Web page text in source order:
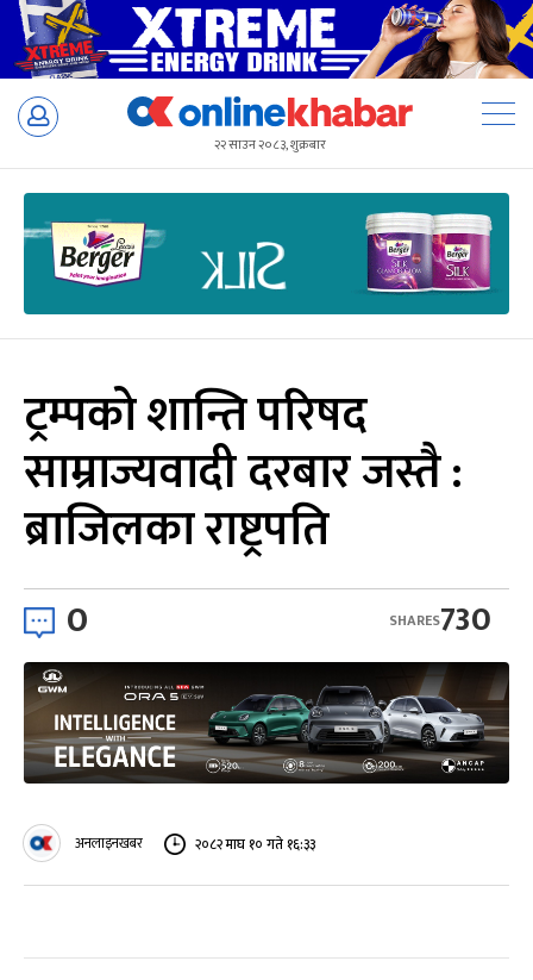
Skip
२२ साउन २०८३, शुक्रबार
ट्रम्पको शान्ति परिषद
साम्राज्यवादी दरबार जस्तै :
ब्राजिलका राष्ट्रपति
0 730
SHARES
अनलाइनखबर २०८२ माघ १० गते १६:३३